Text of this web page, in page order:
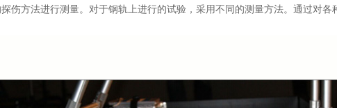
伤方法进行测量。对于钢轨上进行的试验，采用不同的测量方法。通过对各